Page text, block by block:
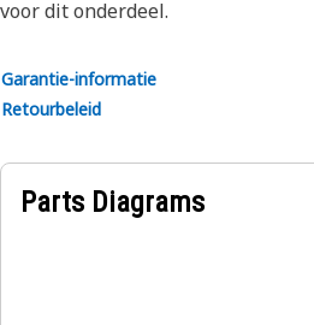
voor dit onderdeel.
Garantie-informatie
Retourbeleid
Parts Diagrams